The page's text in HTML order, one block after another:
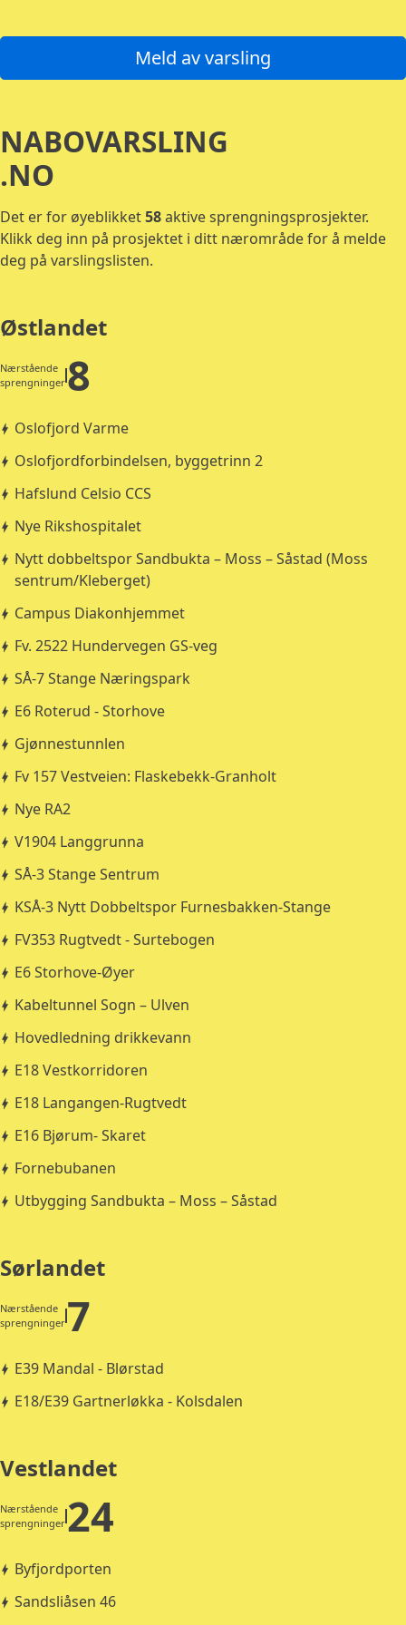
Meld av varsling
NABOVARSLING
.NO
Det er for øyeblikket58aktive sprengningsprosjekter.
Klikk deg inn på prosjektet i ditt nærområde for å melde
deg på varslingslisten.
Østlandet
Nærstående
sprengninger 8
Oslofjord Varme
Oslofjordforbindelsen, byggetrinn 2
Hafslund Celsio CCS
Nye Rikshospitalet
Nytt dobbeltspor Sandbukta – Moss – Såstad (Moss
sentrum/Kleberget)
Campus Diakonhjemmet
Fv. 2522 Hundervegen GS-veg
SÅ-7 Stange Næringspark
E6 Roterud - Storhove
Gjønnestunnlen
Fv 157 Vestveien: Flaskebekk-Granholt
Nye RA2
V1904 Langgrunna
SÅ-3 Stange Sentrum
KSÅ-3 Nytt Dobbeltspor Furnesbakken-Stange
FV353 Rugtvedt - Surtebogen
E6 Storhove-Øyer
Kabeltunnel Sogn – Ulven
Hovedledning drikkevann
E18 Vestkorridoren
E18 Langangen-Rugtvedt
E16 Bjørum- Skaret
Fornebubanen
Utbygging Sandbukta – Moss – Såstad
Sørlandet
Nærstående
sprengninger 7
E39 Mandal - Blørstad
E18/E39 Gartnerløkka - Kolsdalen
Vestlandet
Nærstående
sprengninger 24
Byfjordporten
Sandsliåsen 46